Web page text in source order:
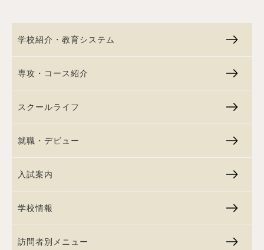
学校紹介・教育システム
専攻・コース紹介
スクールライフ
就職・デビュー
入試案内
学校情報
訪問者別メニュー